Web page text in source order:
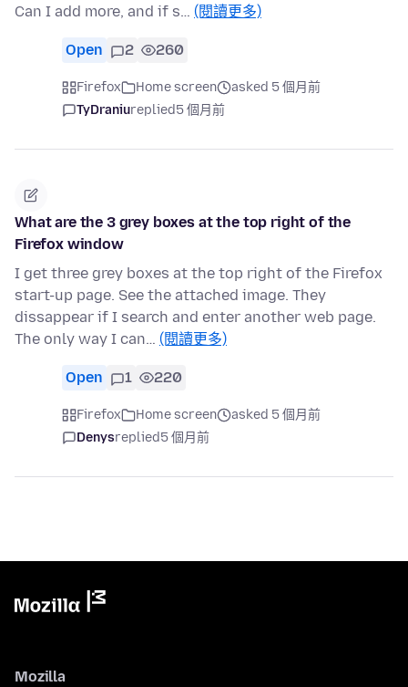
Can I add more, and if s… (閱讀更多)
Open 2 260
Firefox Home screen
asked 5 個月前
TyDraniureplied5 個月前
What are the 3 grey boxes at the top right of the
Firefox window
I get three grey boxes at the top right of the Firefox
start-up page. See the attached image. They
dissappear if I search and enter another web page.
The only way I can… (閱讀更多)
Open 1 220
Firefox Home screen
asked 5 個月前
Denysreplied5 個月前
Mozilla